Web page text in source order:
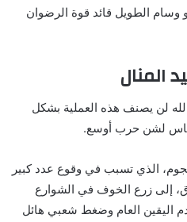
وسام الطويل قائد قوة الرضوان
المنال
لن يصنف هذه العملية بشكل
لشن حرب أوسع.
الذي تسبب في وقوع عدد كبير
إلى زرع الخوف في الشوارع
العام وضغط شعبي هائل